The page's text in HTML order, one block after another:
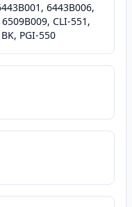
6443B006,
CLI-551,
PGI-550